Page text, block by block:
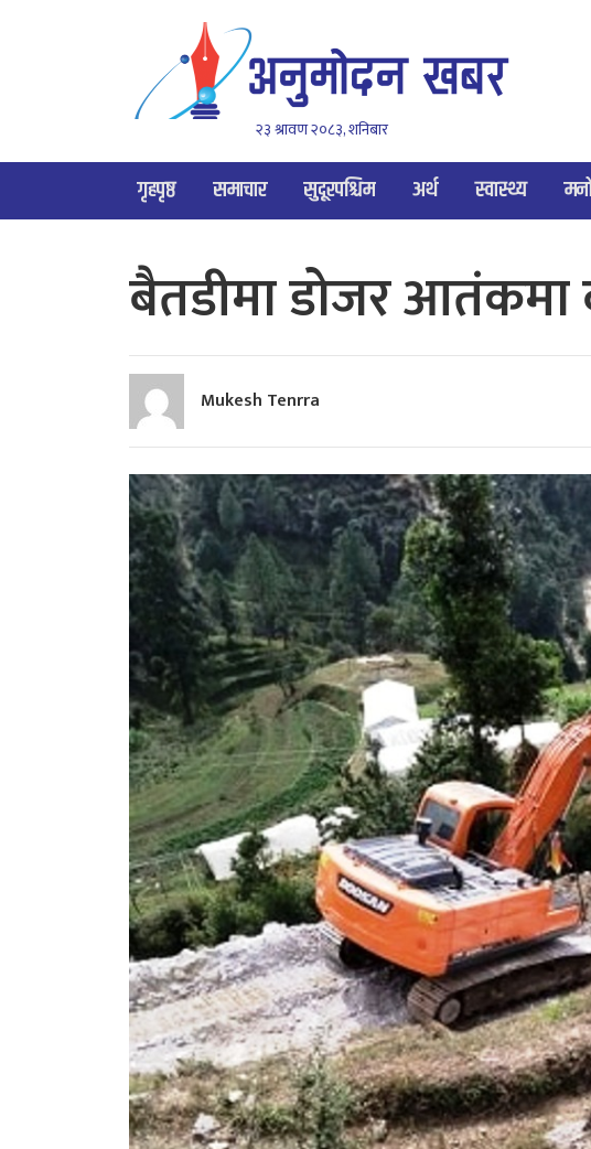
२३ श्रावण २०८३, शनिबार
गृहपृष्ठ समाचार सुदूरपश्चिम अर्थ स्वास्थ्य
बैतडीमा डोजर आतंकमा
Mukesh Tenrra